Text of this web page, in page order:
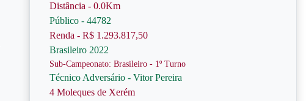
Distância - 0.0Km
Público - 44782
Renda - R$ 1.293.817,50
Brasileiro 2022
Sub-Campeonato: Brasileiro - 1º Turno
Técnico Adversário - Vitor Pereira
4 Moleques de Xerém